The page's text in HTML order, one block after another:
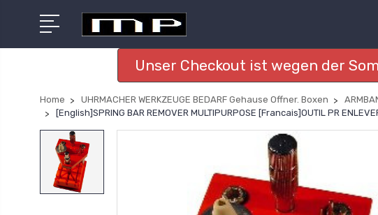
Unser Checkout ist wegen der
Home UHRMACHER WERKZEUGE BEDARF Gehause Offner. Boxen
[English]SPRING BAR REMOVER MULTIPURPOSE [Francais]OUTIL PR